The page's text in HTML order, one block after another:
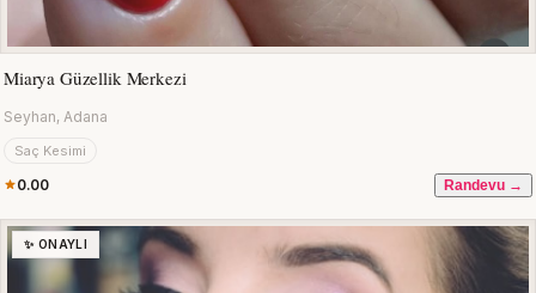
Miarya Güzellik Merkezi
Seyhan, Adana
Saç Kesimi
0.00 Randevu →
✨ ONAYLI